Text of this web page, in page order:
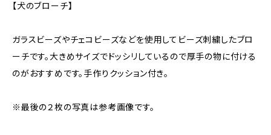
【犬のブローチ】
ガラスビーズやチェコビーズなどを使用してビーズ刺繍したブロ
ーチです。大きめサイズでドッシリしているので厚手の物に付ける
のがおすすめです。手作りクッション付き。
※最後の２枚の写真は参考画像です。